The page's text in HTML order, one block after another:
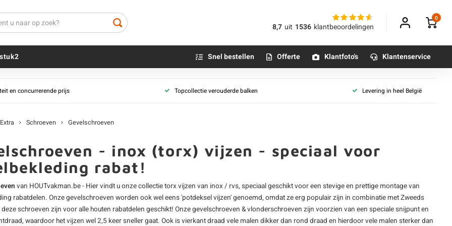
8,7 uit 1536 klantbeoordelingen
0
Olie en lak - voor binnen
Houtvuller
Tafel onderstel - metaal
Alle poten & onderstellen
Snel bestellen Offerte Klantfoto's Klantenservice
en concurrerende prijs Topcollectie verouderde balken Levering in heel België
Extra Schroeven Gevelschroeven
- inox (torx) vijzen - speciaal voor
rabat!
van HOUTvakman.be - Hier vindt u onze collectie torxvijzen van inox / rvs, speciaal geschikt voor een stevige en prettige montage van
rabatdelen. Onze gevelschroeven worden ook wel eens 'potdeksel vijzen' genoemd, omdat ze erg populair zijn in combinatie met Zweeds
schroeven zijn voor alle houten rabatdelen geschikt! Onze gevelschroeven &vlonderschroeven zijn voorzien van een speciale snijpunt en
waardoor het vijzen wel 2,5 keer sneller gaat. Ook is vierkant draad vele malen dikker dan rond draad en hierdoor vele malen sterker dan